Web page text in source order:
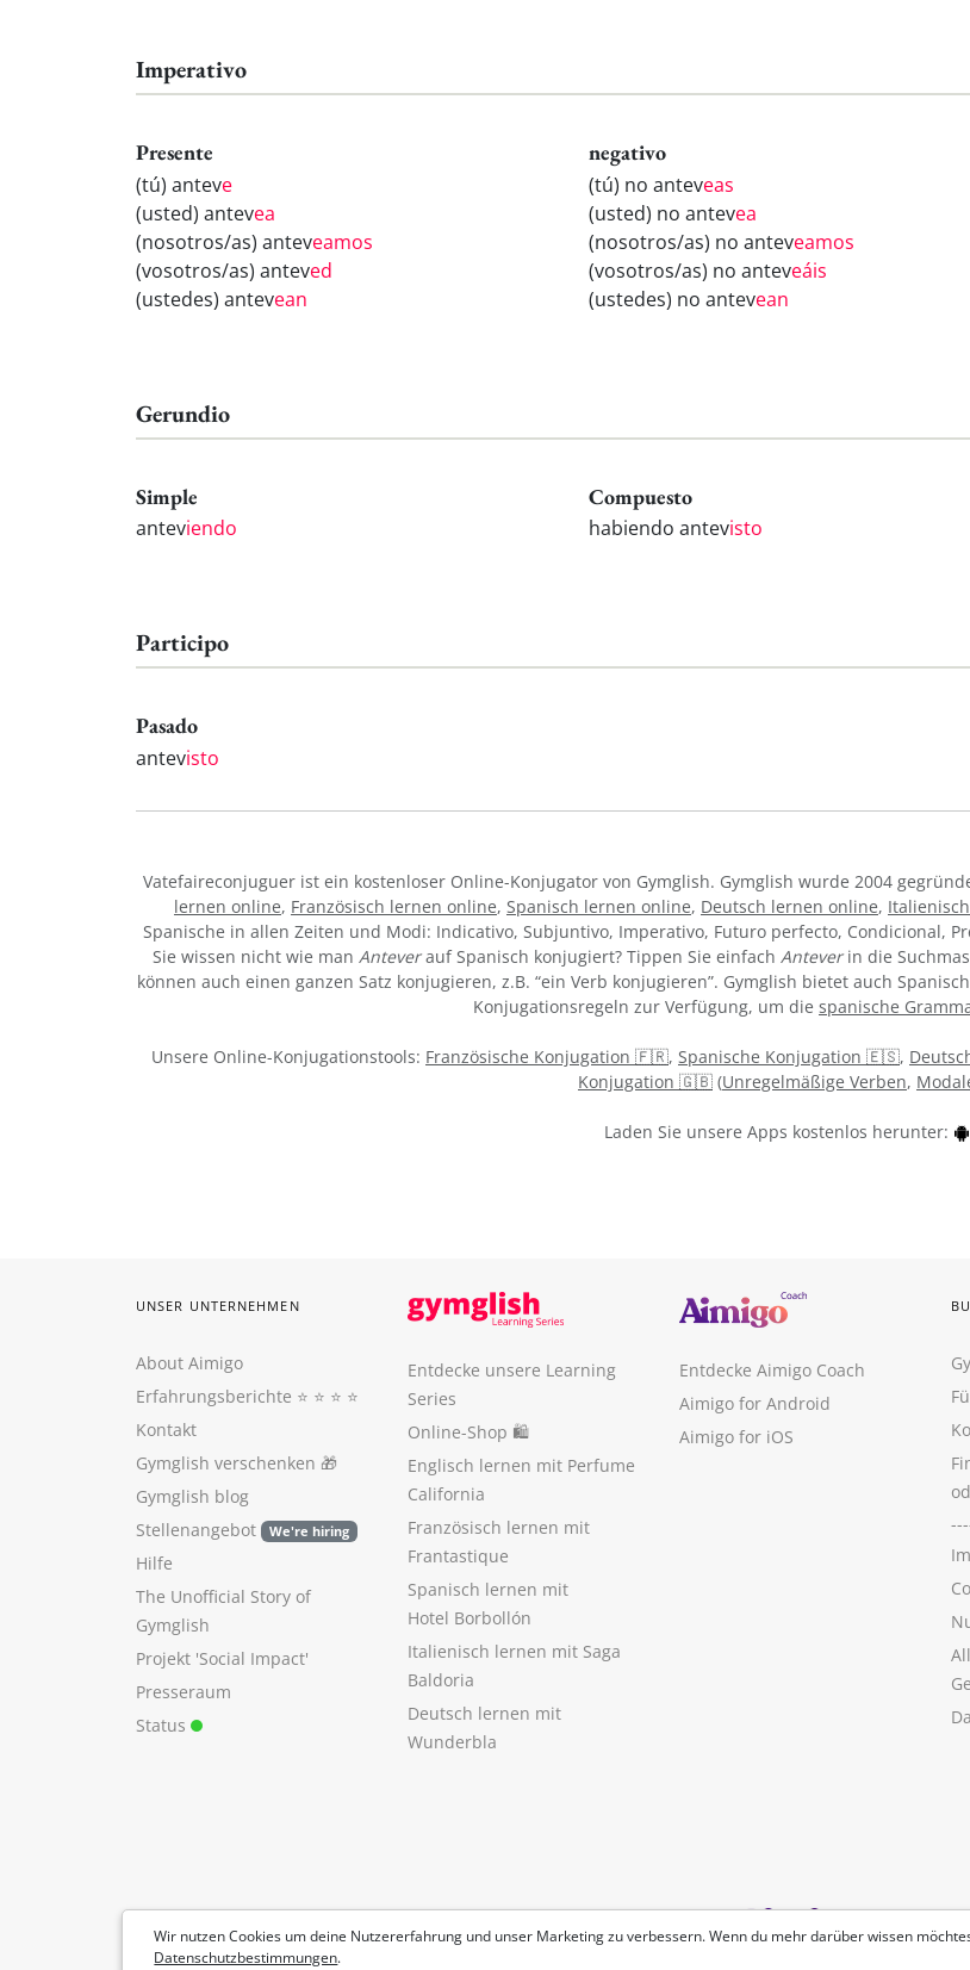
Imperativo
Presente
(tú) anteve
(usted) antevea
(nosotros/as) anteveamos
(vosotros/as) anteved
(ustedes) antevean
negativo
(tú) no anteveas
(usted) no antevea
(nosotros/as) no anteveamos
(vosotros/as) no anteveáis
(ustedes) no antevean
Gerundio
Simple
anteviendo
Compuesto
habiendo antevisto
Participo
Pasado
antevisto
Vatefaireconjuguer ist ein kostenloser Online-Konjugator von Gymglish. Gymglish wurde 2004
lernen online, Französisch lernen online, Spanisch lernen online, Deutsch lernen online,
Spanische in allen Zeiten und Modi: Indicativo, Subjuntivo, Imperativo, Futuro perfecto, Condicional,
Sie wissen nicht wie man Anteverauf Spanisch konjugiert? Tippen Sie einfach Anteverin die
können auch einen ganzen Satz konjugieren, z.B. “ein Verb konjugieren”. Gymglish bietet auch
Konjugationsregeln zur Verfügung, um die spanische
Unsere Online-Konjugationstools: Französische Konjugation 🇫🇷, Spanische Konjugation 🇪🇸,
Konjugation 🇬🇧 (Unregelmäßige Verben,
Laden Sie unsere Apps kostenlos herunter:
Wir nutzen Cookies um deine Nutzererfahrung und unser Marketing zu verbessern. Wenn du mehr darüber wissen
Datenschutzbestimmungen.
UNSER UNTERNEHMEN
About Aimigo
Erfahrungsberichte ⭐️ ⭐️ ⭐️ ⭐️
Kontakt
Gymglish verschenken 🎁
Gymglish blog
Stellenangebot
We're hiring
Hilfe
The Unofficial Story of
Gymglish
Projekt 'Social Impact'
Presseraum
Status
Entdecke unsere Learning
Series
Online-Shop 🛍
Englisch lernen mit Perfume
California
Französisch lernen mit
Frantastique
Spanisch lernen mit
Hotel Borbollón
Italienisch lernen mit Saga
Baldoria
Deutsch lernen mit
Wunderbla
Entdecke Aimigo Coach
Aimigo for Android
Aimigo for iOS